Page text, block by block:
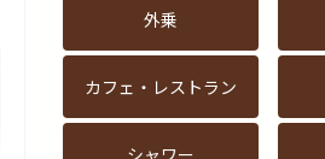
外乗
カフェ・レストラン
シャワー